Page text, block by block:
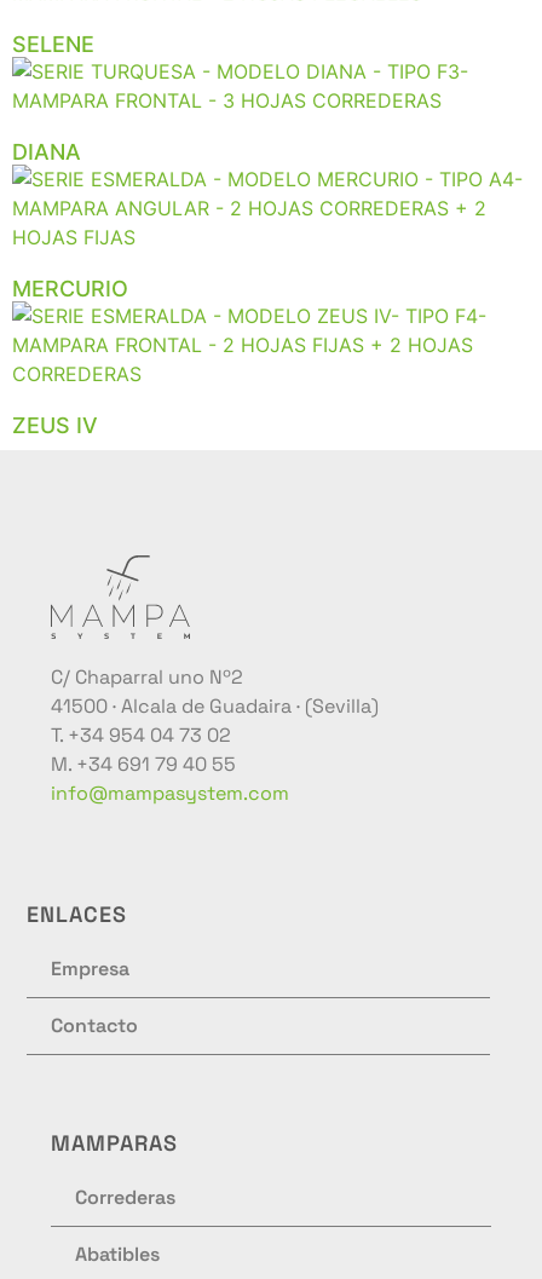
SELENE
DIANA
MERCURIO
ZEUS IV
C/ Chaparral uno Nº2
41500 · Alcala de Guadaira · (Sevilla)
T. +34 954 04 73 02
M. +34 691 79 40 55
info@mampasystem.com
ENLACES
Empresa
Contacto
MAMPARAS
Correderas
Abatibles